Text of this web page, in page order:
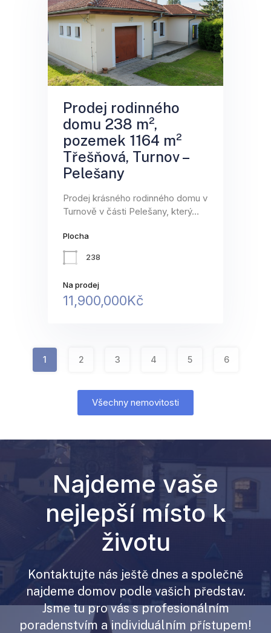
Prodej rodinného
domu 238 m²,
pozemek 1164 m²
Třešňová, Turnov –
Pelešany
Prodej krásného rodinného domu v
Turnově v části Pelešany, který…
Plocha
238
Na prodej
11,900,000Kč
1 2 3 4 5 6
Všechny nemovitosti
Najdeme vaše
nejlepší místo k
životu
Kontaktujte nás ještě dnes a společně
najdeme domov podle vašich představ.
Jsme tu pro vás s profesionálním
poradenstvím a individuálním přístupem!